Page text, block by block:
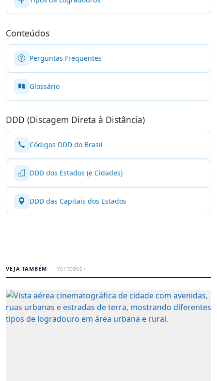
Conteúdos
Perguntas Frequentes
Glossário
DDD (Discagem Direta à Distância)
Códigos DDD do Brasil
DDD dos Estados (e Cidades)
DDD das Capitais dos Estados
VEJA TAMBÉM Ver todos ›